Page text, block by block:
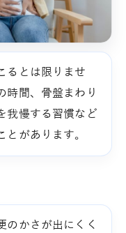
るとは限りませ
時間、骨盤まわり
我慢する習慣など
があります。
のかさが出にくく